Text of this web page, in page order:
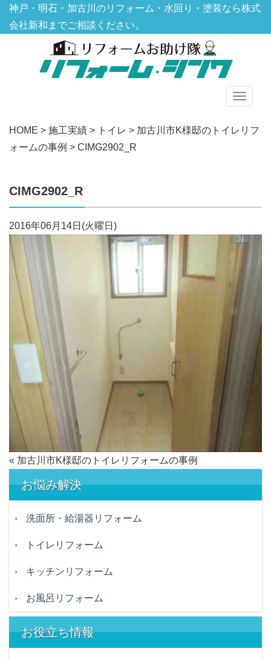
神戸・明石・加古川のリフォーム・水回り・塗装なら株式
会社新和までご相談ください。
グ
ー
ー
HOME > 施工実績 > トイレ > 加古川市K様邸のトイレリフ
ォームの事例 > CIMG2902_R
CIMG2902_R
2016年06月14日(火曜日)
« 加古川市K様邸のトイレリフォームの事例
お悩み解決
洗面所・給湯器リフォーム
トイレリフォーム
キッチンリフォーム
お風呂リフォーム
お役立ち情報